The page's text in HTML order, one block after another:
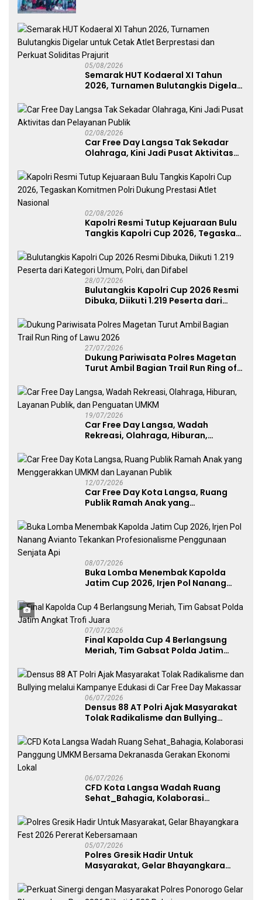
05/08/2026
Semarak HUT Kodaeral XI Tahun
2026, Turnamen Bulutangkis Digelar
Perkuat Soliditas Prajurit
02/08/2026
Car Free Day Langsa Tak Sekadar
Olahraga, Kini Jadi Pusat Aktivitas
02/08/2026
Kapolri Resmi Tutup Kejuaraan Bulu
Tangkis Kapolri Cup 2026, Tegaskan
Atlet Nasional
28/07/2026
Bulutangkis Kapolri Cup 2026 Resmi
Dibuka, Diikuti 1.219 Peserta dari
27/07/2026
Dukung Pariwisata Polres Magetan
Turut Ambil Bagian Trail Run Ring of
19/07/2026
Car Free Day Langsa, Wadah
Rekreasi, Olahraga, Hiburan,
UMKM
12/07/2026
Car Free Day Kota Langsa, Ruang
Publik Ramah Anak yang
Publik
08/07/2026
Buka Lomba Menembak Kapolda
Jatim Cup 2026, Irjen Pol Nanang
Penggunaan Senjata Api
07/07/2026
Final Kapolda Cup 4 Berlangsung
Meriah, Tim Gabsat Polda Jatim
06/07/2026
Densus 88 AT Polri Ajak Masyarakat
Tolak Radikalisme dan Bullying
Free Day Makassar
06/07/2026
CFD Kota Langsa Wadah Ruang
Sehat_Bahagia, Kolaborasi
Dekranasda Gerakan Ekonomi Lokal
05/07/2026
Polres Gresik Hadir Untuk
Masyarakat, Gelar Bhayangkara